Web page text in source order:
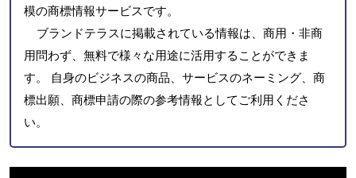
模の商標情報サービスです。
ブランドテラスに掲載されている情報は、商用・非商
用問わず、無料で様々な用途に活用することができま
す。 自身のビジネスの商品、サービスのネーミング、商
標出願、商標申請の際の参考情報としてご利用くださ
い。